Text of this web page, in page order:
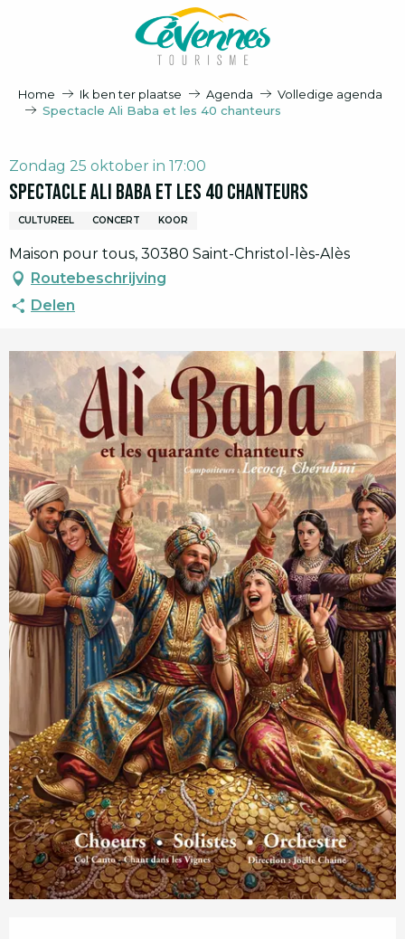
Home Ik ben ter plaatse Agenda
Volledige agenda
Spectacle Ali Baba et les 40 chanteurs
Zondag 25 oktober in 17:00
Spectacle Ali Baba et les 40 chanteurs
CULTUREEL CONCERT KOOR
Maison pour tous, 30380 Saint-Christol-lès-Alès
Routebeschrijving
Delen